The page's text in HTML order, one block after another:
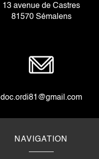
13 avenue de Castres
81570 Sémalens
doc.ordi81@gmail.com
NAVIGATION